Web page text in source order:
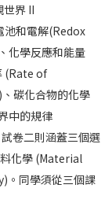
界 II
和電解(Redox
化學反應和能量
(Rate of
碳化合物的化學
中的規律
卷二則涵蓋三個選
化學 (Material
同學須從三個課